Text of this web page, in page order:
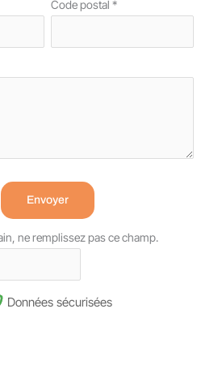
Code postal *
Envoyer
ne remplissez pas ce champ.
Données sécurisées